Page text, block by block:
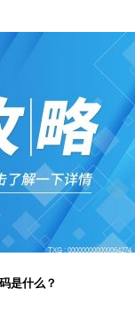
是什么？